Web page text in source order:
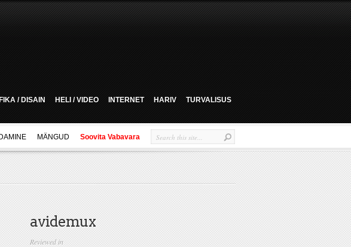
/ DISAIN HELI / VIDEO INTERNET HARIV TURVALISUS
MÄNGUD Soovita Vabavara
avidemux
Reviewed in